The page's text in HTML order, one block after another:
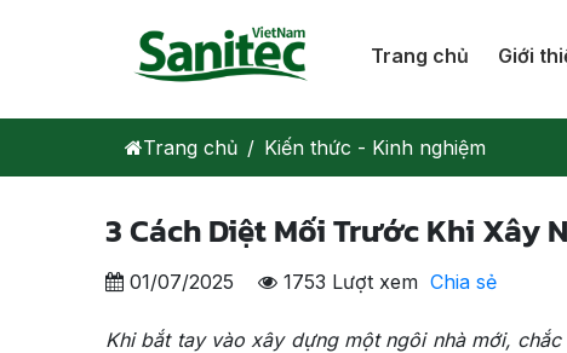
Trang chủ Giới
Trang chủ Kiến thức - Kinh nghiệm
3 Cách Diệt Mối Trước Khi Xây
01/07/2025 1753 Lượt xem Chia sẻ
Khi bắt tay vào xây dựng một ngôi nhà mới,